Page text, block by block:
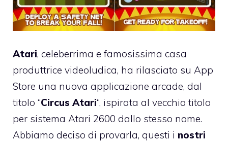
Atari, celeberrima e famosissima casa
produttrice videoludica, ha rilasciato su App
Store una nuova applicazione arcade, dal
titolo “Circus Atari“, ispirata al vecchio titolo
per sistema Atari 2600 dallo stesso nome.
Abbiamo deciso di provarla, questi i nostri